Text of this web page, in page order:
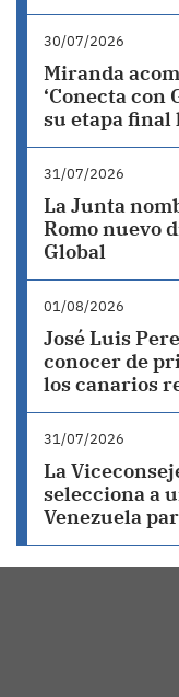
30/07/2026
Miranda
‘Conecta con
su etapa final
31/07/2026
La Junta
Romo nuevo
Global
01/08/2026
José Luis
conocer de
los canarios
31/07/2026
La
selecciona a
Venezuela